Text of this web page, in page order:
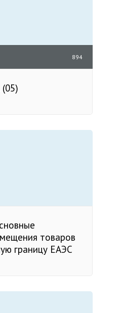
894
товаров
границу ЕАЭС